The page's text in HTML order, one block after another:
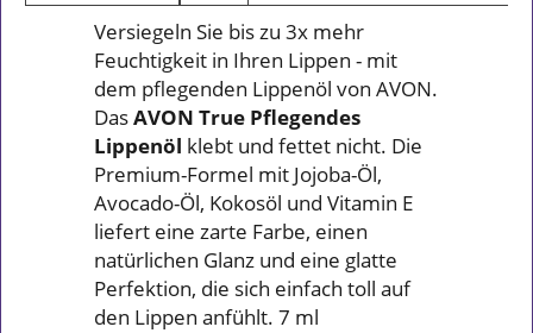
Versiegeln Sie bis zu 3x mehr
Feuchtigkeit in Ihren Lippen - mit
dem pflegenden Lippenöl von AVON.
DasAVON True Pflegendes
Lippenöl klebt und fettet nicht. Die
Premium-Formel mit Jojoba-Öl,
Avocado-Öl, Kokosöl und Vitamin E
liefert eine zarte Farbe, einen
natürlichen Glanz und eine glatte
Perfektion, die sich einfach toll auf
den Lippen anfühlt. 7 ml